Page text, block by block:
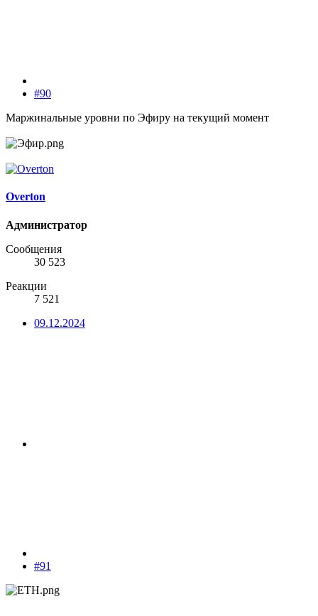
#90
Маржинальные уровни по Эфиру на текущий момент
Overton
Администратор
Сообщения
30 523
Реакции
7 521
09.12.2024
#91